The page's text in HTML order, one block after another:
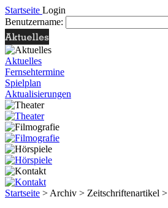
Startseite Login
Benutzername:
Aktuelles
Fernsehtermine
Spielplan
Aktualisierungen
Startseite > Archiv > Zeitschriftenartikel >